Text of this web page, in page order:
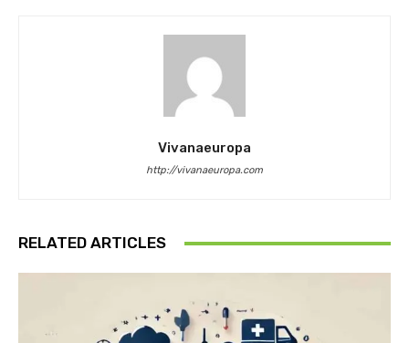
Vivanaeuropa
http://vivanaeuropa.com
RELATED ARTICLES